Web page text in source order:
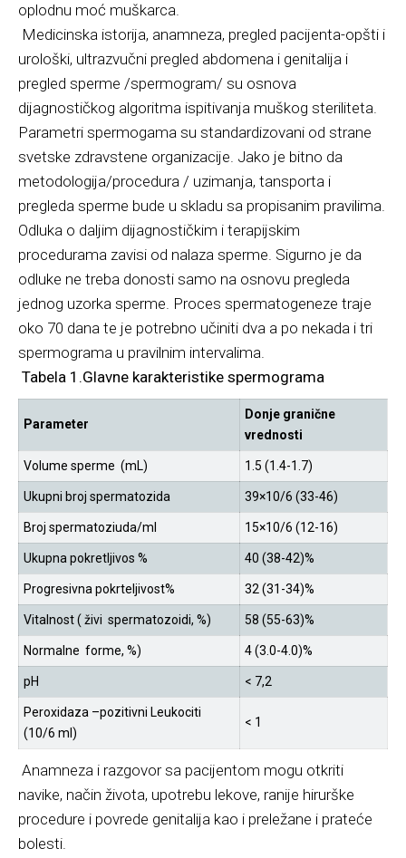
oplodnu moć muškarca.
Medicinska istorija, anamneza, pregled pacijenta-opšti i
urološki, ultrazvučni pregled abdomena i genitalija i
pregled sperme /spermogram/ su osnova
dijagnostičkog algoritma ispitivanja muškog steriliteta.
Parametri spermogama su standardizovani od strane
svetske zdravstene organizacije. Jako je bitno da
metodologija/procedura / uzimanja, tansporta i
pregleda sperme bude u skladu sa propisanim pravilima.
Odluka o daljim dijagnostičkim i terapijskim
procedurama zavisi od nalaza sperme. Sigurno je da
odluke ne treba donosti samo na osnovu pregleda
jednog uzorka sperme. Proces spermatogeneze traje
oko 70 dana te je potrebno učiniti dva a po nekada i tri
spermograma u pravilnim intervalima.
Tabela 1.Glavne karakteristike spermograma
Parameter
Donje granične
vrednosti
Volume sperme (mL) 1.5 (1.4-1.7)
Ukupni broj spermatozida 39×10/6 (33-46)
Broj spermatoziuda/ml 15×10/6 (12-16)
Ukupna pokretljivos % 40 (38-42)%
Progresivna pokrteljivost% 32 (31-34)%
Vitalnost ( živi spermatozoidi, %) 58 (55-63)%
Normalne forme, %) 4 (3.0-4.0)%
pH < 7,2
Peroxidaza –pozitivni Leukociti
(10/6 ml)
< 1
Anamneza i razgovor sa pacijentom mogu otkriti
navike, način života, upotrebu lekove, ranije hirurške
procedure i povrede genitalija kao i preležane i prateće
bolesti.